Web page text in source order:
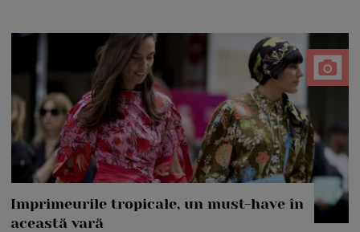
Imprimeurile tropicale, un must-have în
această vară